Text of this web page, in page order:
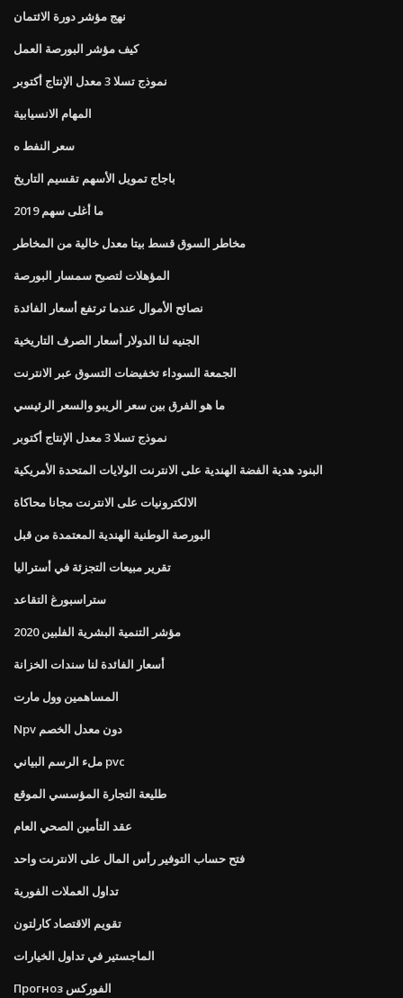
نهج مؤشر دورة الائتمان
كيف مؤشر البورصة العمل
نموذج تسلا 3 معدل الإنتاج أكتوبر
المهام الانسيابية
سعر النفط ه
باجاج تمويل الأسهم تقسيم التاريخ
ما أغلى سهم 2019
مخاطر السوق قسط بيتا معدل خالية من المخاطر
المؤهلات لتصبح سمسار البورصة
نصائح الأموال عندما ترتفع أسعار الفائدة
الجنيه لنا الدولار أسعار الصرف التاريخية
الجمعة السوداء تخفيضات التسوق عبر الانترنت
ما هو الفرق بين سعر الريبو والسعر الرئيسي
نموذج تسلا 3 معدل الإنتاج أكتوبر
البنود هدية الفضة الهندية على الانترنت الولايات المتحدة الأمريكية
الالكترونيات على الانترنت مجانا محاكاة
البورصة الوطنية الهندية المعتمدة من قبل
تقرير مبيعات التجزئة في أستراليا
ستراسبورغ التقاعد
مؤشر التنمية البشرية الفلبين 2020
أسعار الفائدة لنا سندات الخزانة
المساهمين وول مارت
Npv دون معدل الخصم
ملء الرسم البياني pvc
طليعة التجارة المؤسسي الموقع
عقد التأمين الصحي العام
فتح حساب التوفير رأس المال على الانترنت واحد
تداول العملات الفورية
تقويم الاقتصاد كارلتون
الماجستير في تداول الخيارات
Прогноз الفوركس